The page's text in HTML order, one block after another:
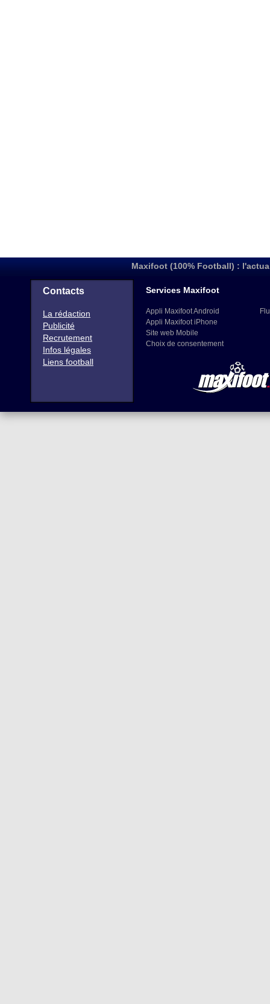
Maxifoot (100% Football) :
Contacts
La rédaction
Publicité
Recrutement
Infos légales
Liens football
Services Maxifoot
Appli Maxifoot Android
Appli Maxifoot iPhone
Site web Mobile
Choix de consentement